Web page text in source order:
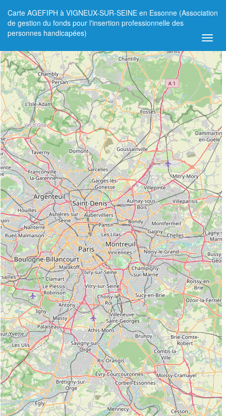
Carte AGEFIPH à VIGNEUX-SUR-SEINE en Essonne (Association
de gestion du fonds pour l'insertion professionnelle des
personnes handicapées)
+
−